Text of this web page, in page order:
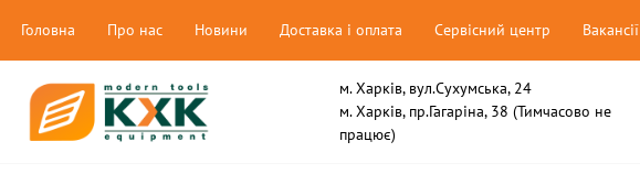
Головна Про нас Новини Доставка і оплата Сервісний центр Вакансії
м. Харків, вул.Сухумська, 24
м. Харків, пр.Гагаріна, 38 (Тимчасово не
працює)